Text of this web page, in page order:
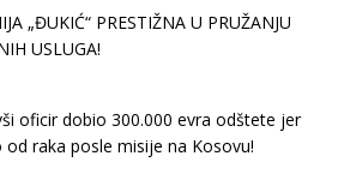
„ĐUKIĆ“ PRESTIŽNA U PRUŽANJU
USLUGA!
oficir dobio 300.000 evra odštete jer
od raka posle misije na Kosovu!